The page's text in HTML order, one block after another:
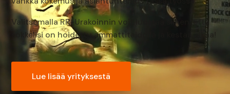
Valitsemalla RR-Urakoinnin voit luottaa siihen, että
sokkelisi on hoidettu ammattitaidolla ja kestää aikaa!
Lue lisää yrityksestä